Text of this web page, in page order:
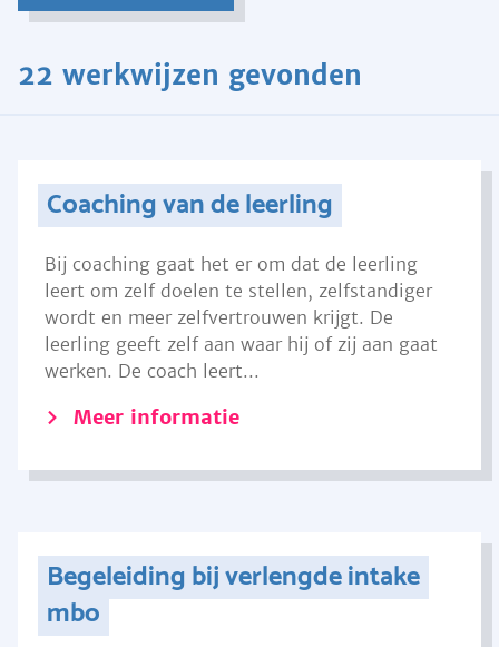
22 werkwijzen gevonden
Coaching van de leerling
Bij coaching gaat het er om dat de leerling
leert om zelf doelen te stellen, zelfstandiger
wordt en meer zelfvertrouwen krijgt. De
leerling geeft zelf aan waar hij of zij aan gaat
werken. De coach leert...
Meer informatie
Begeleiding bij verlengde intake
mbo